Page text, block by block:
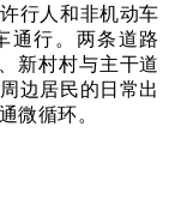
行人和非机动车
通行。两条道路
新村村与主干道
边居民的日常出
微循环。